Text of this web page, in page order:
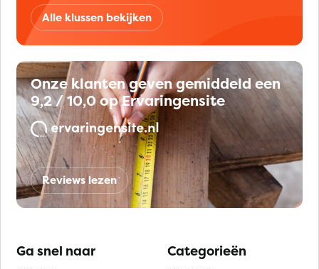
Alle klussen bekijken
Onze klanten geven gemiddeld een
9,2 / 10,0 op Ervaringensite
Reviews lezen
Ga snel naar Categorieën